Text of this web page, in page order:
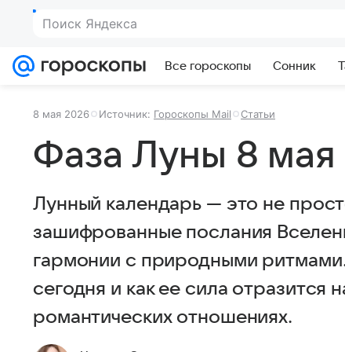
Поиск Яндекса
Все гороскопы Сонник
8 мая 2026 Источник: Гороскопы Mail Статьи
Фаза Луны 8 мая
Лунный календарь — это не
зашифрованные послания
гармонии с природными
сегодня и как ее сила отразится
романтических отношениях.